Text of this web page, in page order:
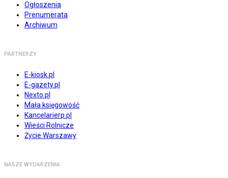
Ogłoszenia
Prenumerata
Archiwum
PARTNERZY
E-kiosk.pl
E-gazety.pl
Nexto.pl
Mała księgowość
Kancelarierp.pl
Wieści Rolnicze
Życie Warszawy
NASZE WYDARZENIA